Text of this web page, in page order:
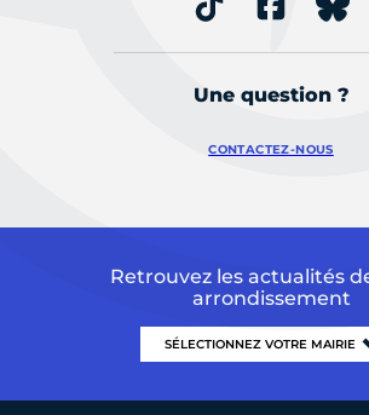
Une question ?
CONTACTEZ-NOUS
Retrouvez les actualités
arrondissement